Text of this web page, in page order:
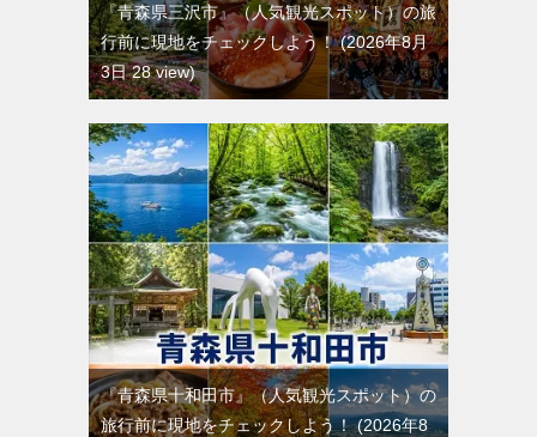
『青森県三沢市』（人気観光スポット）の旅
行前に現地をチェックしよう！ 2026年8月
3日 28 view
『青森県十和田市』（人気観光スポット）の
旅行前に現地をチェックしよう！ 2026年8